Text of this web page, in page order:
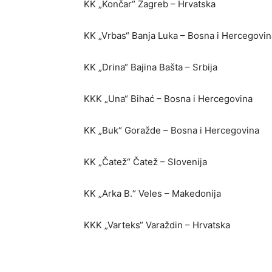
KK „Končar“ Zagreb – Hrvatska
KK „Vrbas“ Banja Luka – Bosna i
KK „Drina“ Bajina Bašta – Srbija
KKK „Una“ Bihać – Bosna i Hercegovina
KK „Buk“ Goražde – Bosna i Hercegovina
KK „Čatež“ Čatež – Slovenija
KK „Arka B.“ Veles – Makedonija
KKK „Varteks“ Varaždin – Hrvatska